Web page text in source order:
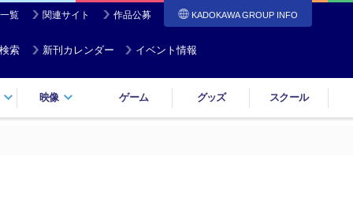
覧 関連サイト 作品公募 KADOKAWA GROUP INFO
索 新刊カレンダー イベント情報
映像 ゲーム グッズ スクール